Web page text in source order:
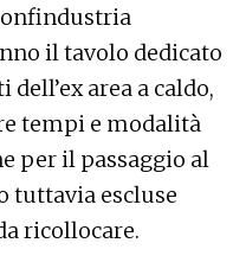
il tavolo dedicato
area a caldo,
tempi e modalità
per il passaggio al
tuttavia escluse
ricollocare.